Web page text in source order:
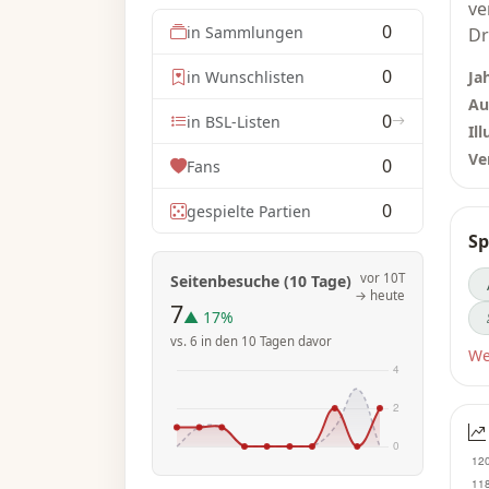
in Sammlungen 0
in Wunschlisten 0
in BSL-Listen 0
Fans 0
gespielte Partien 0
Seitenbesuche (10 Tage)
7▲ 17%
vs. 6 in den 10 Tagen davor
vor 10T
→ heute
In